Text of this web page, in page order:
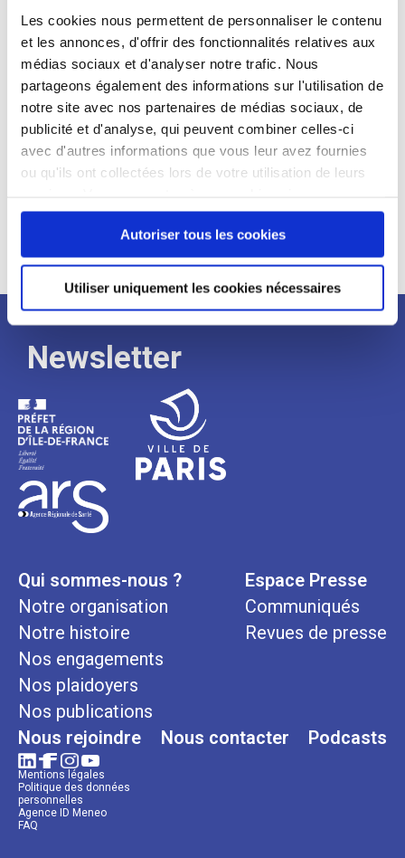
Les cookies nous permettent de personnaliser le contenu
et les annonces, d'offrir des fonctionnalités relatives aux
médias sociaux et d'analyser notre trafic. Nous
partageons également des informations sur l'utilisation de
notre site avec nos partenaires de médias sociaux, de
publicité et d'analyse, qui peuvent combiner celles-ci
avec d'autres informations que vous leur avez fournies
ou qu'ils ont collectées lors de votre utilisation de leurs
continuez à utiliser notre site Web.
Autoriser tous les cookies
Utiliser uniquement les cookies nécessaires
Profil recherché :
Expérience :
Processus
de
recrutement
Newsletter
Qui sommes-nous ?
Notre organisation
Notre histoire
Nos engagements
Nos plaidoyers
Nos publications
Espace Presse
Communiqués
Revues de presse
Nous rejoindre Nous contacter Podcasts
Mentions légales
Politique des données
personnelles
Agence ID Meneo
FAQ